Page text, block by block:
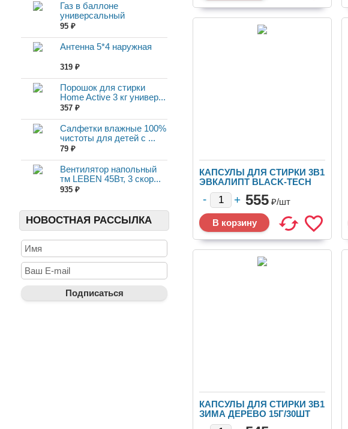
Газ в баллоне
универсальный
всесезонный 22...
95 ₽
Антенна 5*4 наружная
319 ₽
Порошок для стирки
Home Active 3 кг универ...
357 ₽
Салфетки влажные 100%
чистоты для детей с ...
79 ₽
Вентилятор напольный
тм LEBEN 45Вт, 3 скор...
935 ₽
НОВОСТНАЯ РАССЫЛКА
КАПСУЛЫ ДЛЯ СТИРКИ 3В1
ЭВКАЛИПТ BLACK-TECH
PRO 13Г/30ШТ 12УП.ЯЩ.
ТР1-8
555 ₽/шт
КАПСУЛЫ ДЛЯ СТИРКИ 3В1
ЗИМА ДЕРЕВО 15Г/30ШТ
12УП.ЯЩ.ТР1-4